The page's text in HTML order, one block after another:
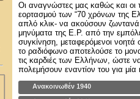
Οι αναγνώστες μας καθώς και οι
εορτασμού των “70 χρόνων της
απλό κλικ- να ακούσουν
μηνύματα της Ε.Ρ. από την
συγκίνηση, μεταφερόμενοι νοητά
το ραδιόφωνο αποτελούσε το
τις καρδιές των Ελλήνων, ώστε
πολεμήσουν εναντίον του για
Ανακοινωθέν 1940